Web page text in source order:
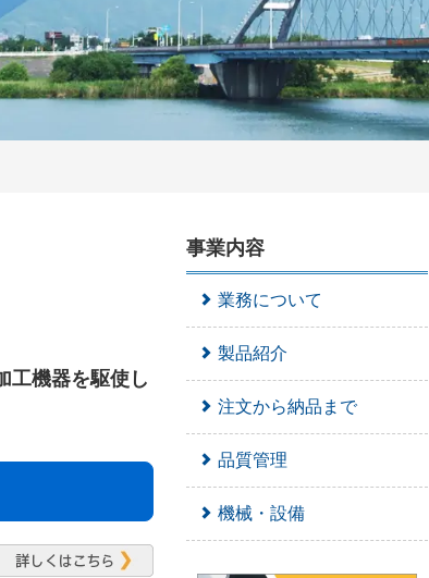
工機器を駆使し
事業内容
業務について
製品紹介
注文から納品まで
品質管理
機械・設備